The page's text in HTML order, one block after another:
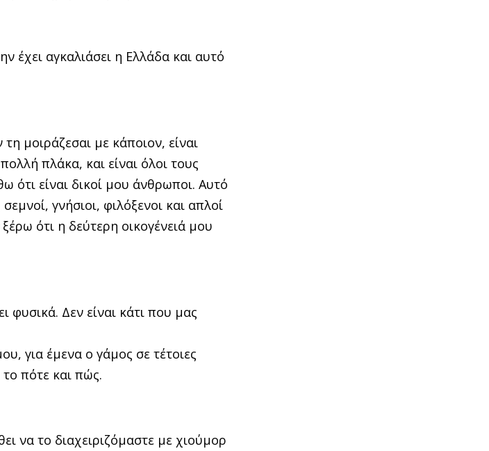
έχει αγκαλιάσει η Ελλάδα και αυτό
μοιράζεσαι με κάποιον, είναι
πλάκα, και είναι όλοι τους
ότι είναι δικοί μου άνθρωποι. Αυτό
γνήσιοι, φιλόξενοι και απλοί
ότι η δεύτερη οικογένειά μου
φυσικά. Δεν είναι κάτι που μας
για έμενα ο γάμος σε τέτοιες
το πότε και πώς.
να το διαχειριζόμαστε με χιούμορ